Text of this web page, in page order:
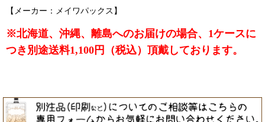
【メーカー：メイワパックス】
※北海道、沖縄、離島へのお届けの場合、1ケースに
つき別途送料1,100円（税込）頂戴しております。